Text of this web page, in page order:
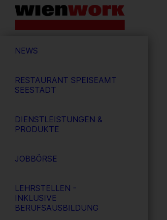
Barrierefreie
Bedienung
Webseite
NEWS
RESTAURANT SPEISEAMT
SEESTADT
DIENSTLEISTUNGEN &
PRODUKTE
JOBBÖRSE
LEHRSTELLEN -
INKLUSIVE
BERUFSAUSBILDUNG